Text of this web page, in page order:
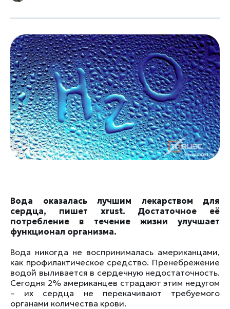
Вода оказалась лучшим лекарством для
сердца, пишет xrust. Достаточное её
потребление в течение жизни улучшает
функционал организма.
Вода никогда не воспринималась американцами,
как профилактическое средство. Пренебрежение
водой выливается в сердечную недостаточность.
Сегодня 2% американцев страдают этим недугом
– их сердца не перекачивают требуемого
органами количества крови.